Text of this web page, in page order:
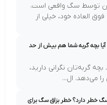
توسط سگ واقعی است.
العاده خود، خیلی از
آیا بچه گربه‌ شما هم بیش از حد
گربه‌تان نگرانی دارید،
می‌دهد. ال...
خطر دارد؟ خطر بزاق سگ برای